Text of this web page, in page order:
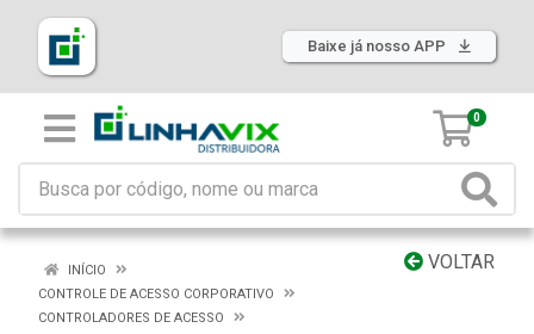
Baixe já nosso APP
0
VOLTAR
INÍCIO
CONTROLE DE ACESSO CORPORATIVO
CONTROLADORES DE ACESSO